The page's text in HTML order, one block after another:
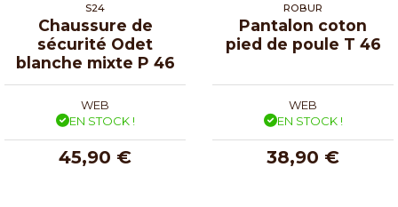
S24
Chaussure de
sécurité Odet
blanche mixte P 46
WEB
EN STOCK !
45,90 €
ROBUR
Pantalon coton
pied de poule T 46
WEB
EN STOCK !
38,90 €